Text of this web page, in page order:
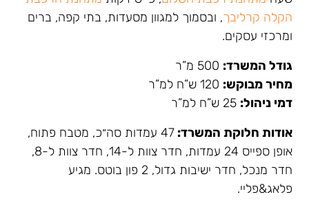
הקלה קרליבך, ובסמוך למגוון מסעדות, בתי קפה, ברים
ומרכזי עסקים.
גודל המשרד:
מחיר מבוקש:
דמי ניהול:
אודות חלוקת המשרד:
47 עמדות סה״כ, מטבח פתוח,
אופן ספייס 24 עמדות, חדר צוות ל-14, חדר צוות ל-8,
חדר מנכל, חדר ישיבות גדול, 2 פון בוטס. מגיע
פלאג&פליי.